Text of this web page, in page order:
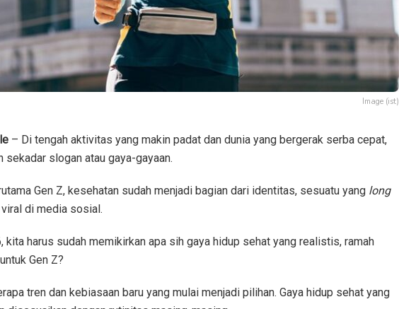
Image (ist)
– Di tengah aktivitas yang makin padat dan dunia yang bergerak serba cepat,
sekadar slogan atau gaya-gayaan.
Gen Z, kesehatan sudah menjadi bagian dari identitas, sesuatu yang long
di media sosial.
kita harus sudah memikirkan apa sih gaya hidup sehat yang realistis, ramah
Gen Z?
tren dan kebiasaan baru yang mulai menjadi pilihan. Gaya hidup sehat yang